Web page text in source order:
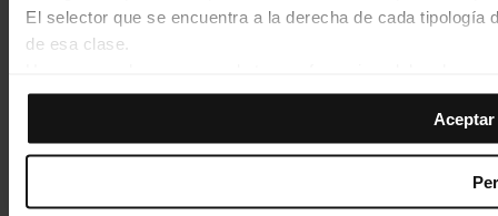
El selector que se encuentra a la derecha de cada
de esa clase.
de la tipología que hayas seleccionado previamente. Te
permiten recordar tus opciones de navegación (como el
Las cookies necesarias son imprescindibles para el
Política de cookies
En cualquier momento de la navegación en esta web,
Footer
menu
Inici Web TMB Sala de premsa Qui som Noticies
Avís legal